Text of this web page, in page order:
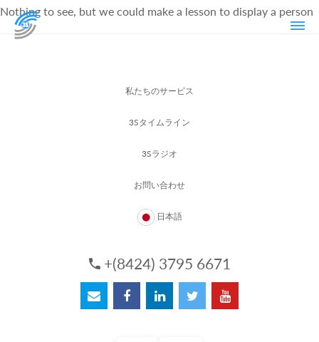
Nothing to see, but we could make a lesson to display a person
私たちのサービス
3Sタイムライン
3Sラジオ
お問い合わせ
日本語
+(8424) 3795 6671